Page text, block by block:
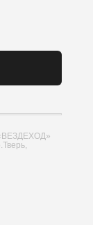
«ВЕЗДЕХОД»